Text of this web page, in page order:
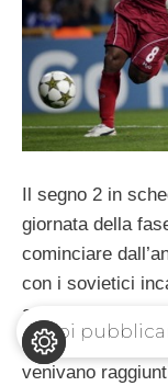
Il segno 2 in
giornata della
cominciare
con i sovietici
agonistico degli
vantaggio con
venivano
Vuoi